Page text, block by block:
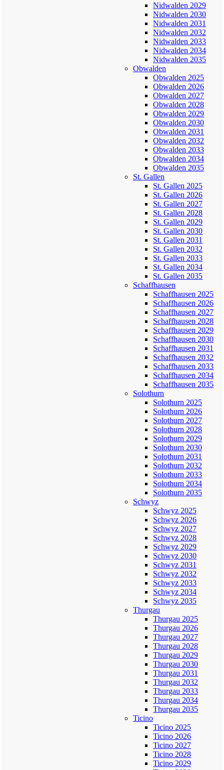
Nidwalden 2029
Nidwalden 2030
Nidwalden 2031
Nidwalden 2032
Nidwalden 2033
Nidwalden 2034
Nidwalden 2035
Obwalden
Obwalden 2025
Obwalden 2026
Obwalden 2027
Obwalden 2028
Obwalden 2029
Obwalden 2030
Obwalden 2031
Obwalden 2032
Obwalden 2033
Obwalden 2034
Obwalden 2035
St. Gallen
St. Gallen 2025
St. Gallen 2026
St. Gallen 2027
St. Gallen 2028
St. Gallen 2029
St. Gallen 2030
St. Gallen 2031
St. Gallen 2032
St. Gallen 2033
St. Gallen 2034
St. Gallen 2035
Schaffhausen
Schaffhausen 2025
Schaffhausen 2026
Schaffhausen 2027
Schaffhausen 2028
Schaffhausen 2029
Schaffhausen 2030
Schaffhausen 2031
Schaffhausen 2032
Schaffhausen 2033
Schaffhausen 2034
Schaffhausen 2035
Solothurn
Solothurn 2025
Solothurn 2026
Solothurn 2027
Solothurn 2028
Solothurn 2029
Solothurn 2030
Solothurn 2031
Solothurn 2032
Solothurn 2033
Solothurn 2034
Solothurn 2035
Schwyz
Schwyz 2025
Schwyz 2026
Schwyz 2027
Schwyz 2028
Schwyz 2029
Schwyz 2030
Schwyz 2031
Schwyz 2032
Schwyz 2033
Schwyz 2034
Schwyz 2035
Thurgau
Thurgau 2025
Thurgau 2026
Thurgau 2027
Thurgau 2028
Thurgau 2029
Thurgau 2030
Thurgau 2031
Thurgau 2032
Thurgau 2033
Thurgau 2034
Thurgau 2035
Ticino
Ticino 2025
Ticino 2026
Ticino 2027
Ticino 2028
Ticino 2029